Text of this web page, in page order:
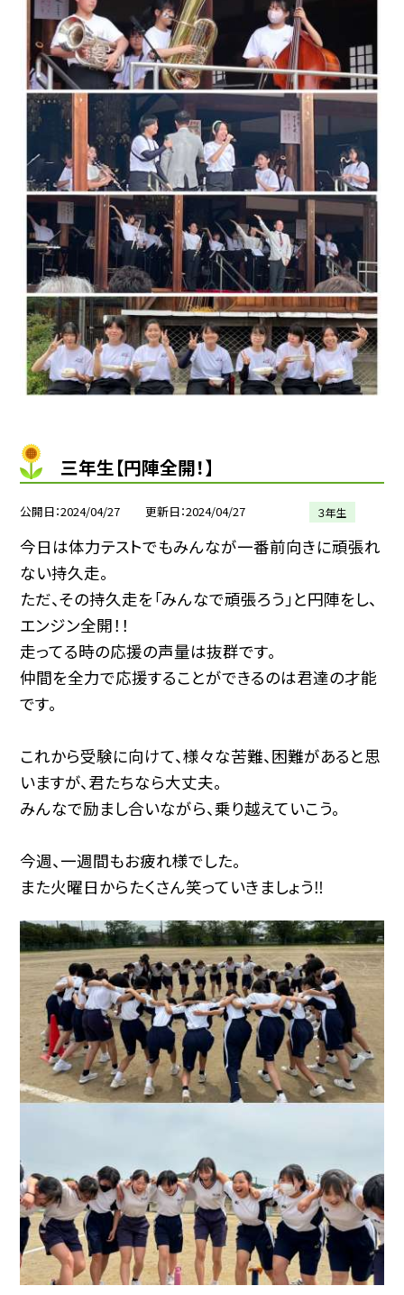
三年生【円陣全開！】
公開日 2024/04/27 更新日 2024/04/27 ３年生
今日は体力テストでもみんなが一番前向きに頑張れ
ない持久走。
ただ、その持久走を「みんなで頑張ろう」と円陣をし、
エンジン全開！！
走ってる時の応援の声量は抜群です。
仲間を全力で応援することができるのは君達の才能
です。
これから受験に向けて、様々な苦難、困難があると思
いますが、君たちなら大丈夫。
みんなで励まし合いながら、乗り越えていこう。
今週、一週間もお疲れ様でした。
また火曜日からたくさん笑っていきましょう‼︎